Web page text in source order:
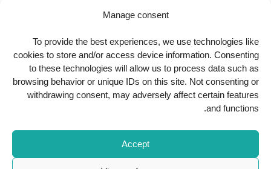
Manage consent
To provide the best experiences, we use technologies like
cookies to store and/or access device information. Consenting
to these technologies will allow us to process data such as
browsing behavior or unique IDs on this site. Not consenting or
withdrawing consent, may adversely affect certain features
and functions.
Accept
Copyright
. All Rights Reserved
Urbansoft